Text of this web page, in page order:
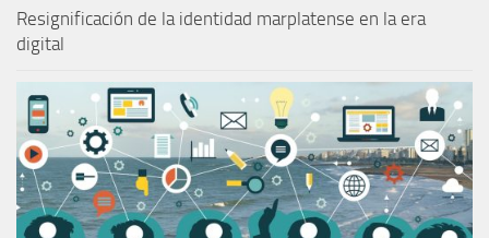
Resignificación de la identidad marplatense en la era
digital